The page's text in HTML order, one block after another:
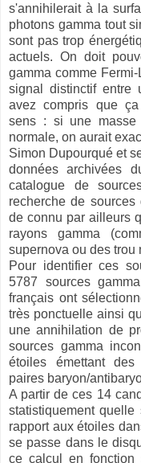
s'annihilerait à la
photons gamma tout
sont pas trop
actuels. On doit
gamma comme
signal distinctif entre
avez compris que
sens : si une masse
normale, on aurait
Simon Dupourqué et
données archivées
catalogue de
recherche de
de connu par ailleurs
rayons gamma
supernova ou des trou
Pour identifier ces
5787 sources
français ont
très ponctuelle ainsi
une annihilation de
sources gamma
étoiles émettant
paires baryon/
A partir de ces 14
statistiquement
rapport aux étoiles
se passe dans le
ce calcul en fonction